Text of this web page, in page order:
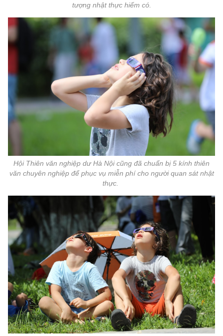
tượng nhật thực hiếm có.
Hội Thiên văn nghiệp dư Hà Nội cũng đã chuẩn bị 5 kính thiên
văn chuyên nghiệp để phục vụ miễn phí cho người quan sát nhật
thực.